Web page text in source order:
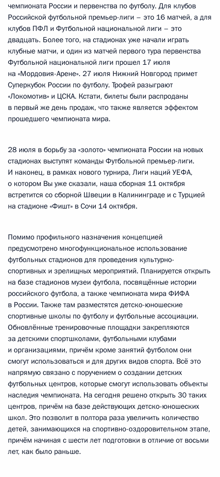
чемпионата России и первенства по футболу. Для клубов
Российской футбольной премьер-лиги – это 16 матчей, а для
клубов ПФЛ и Футбольной национальной лиги – это
двадцать. Более того, на стадионах уже начали играть
клубные матчи, и один из матчей первого тура первенства
Футбольной национальной лиги прошел 17 июля
на «Мордовия-Арене». 27 июля Нижний Новгород примет
Суперкубок России по футболу. Трофей разыграют
«Локомотив» и ЦСКА. Кстати, билеты были распроданы
в первый же день продаж, что также является эффектом
прошедшего чемпионата мира.
28 июля в борьбу за «золото» чемпионата России на новых
стадионах выступят команды Футбольной премьер-лиги.
И наконец, в рамках нового турнира, Лиги наций УЕФА,
о котором Вы уже сказали, наша сборная 11 октября
встретится со сборной Швеции в Калининграде и с Турцией
на стадионе «Фишт» в Сочи 14 октября.
Помимо профильного назначения концепцией
предусмотрено многофункциональное использование
футбольных стадионов для проведения культурно-
спортивных и зрелищных мероприятий. Планируется открыть
на базе стадионов музеи футбола, посвящённые истории
российского футбола, а также чемпионата мира ФИФА
в России. Также там разместятся детско-юношеские
спортивные школы по футболу и футбольные ассоциации.
Обновлённые тренировочные площадки закрепляются
за детскими спортшколами, футбольными клубами
и организациями, причём кроме занятий футболом они
смогут использоваться и для других видов спорта. Всё это
напрямую связано с поручением о создании детских
футбольных центров, которые смогут использовать объекты
наследия чемпионата. На сегодня решено открыть 30 таких
центров, причём на базе действующих детско-юношеских
школ. Это позволит в полтора раза увеличить количество
детей, занимающихся на спортивно-оздоровительном этапе,
причём начиная с шести лет подготовки в отличие от восьми
лет, как было раньше.